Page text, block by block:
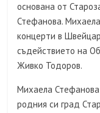
основана от
Стефанова.
концерти в
съдействието на
Живко Тодоров.
Михаела
родния си град